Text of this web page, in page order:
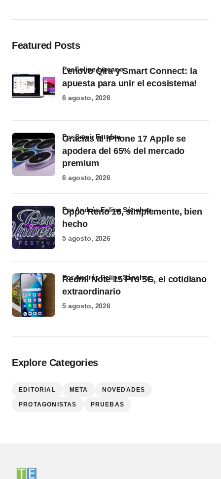
Featured Posts
Lenovo Qira y Smart Connect: la
apuesta para unir el ecosistema!
por Felipe Lizcano
6 agosto, 2026
Gracias al iPhone 17 Apple se
apodera del 65% del mercado
premium
por Samir Estefan
6 agosto, 2026
Oppo Reno 16, simplemente, bien
hecho
por Andrés Felipe Sánchez
5 agosto, 2026
Redmi Note 15 Pro 5G, el cotidiano
extraordinario
por Andrés Felipe Sánchez
5 agosto, 2026
Explore Categories
EDITORIAL META NOVEDADES
PROTAGONISTAS PRUEBAS